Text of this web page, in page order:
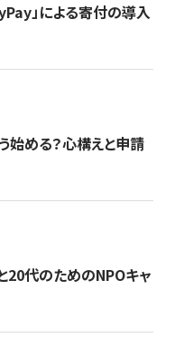
」による寄付の導入
始める？心構えと申請
20代のためのNPOキャ